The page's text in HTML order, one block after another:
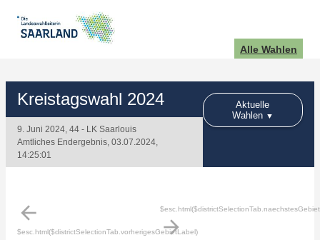
Alle Wahlen
Kreistagswahl 2024
9. Juni 2024, 44 - LK Saarlouis
Amtliches Endergebnis, 03.07.2024,
14:25:01
Aktuelle
Wahlen
arrow_back
$esc.html($districtSelectionTab.vorherigesGebietLabel)
arrow_forward